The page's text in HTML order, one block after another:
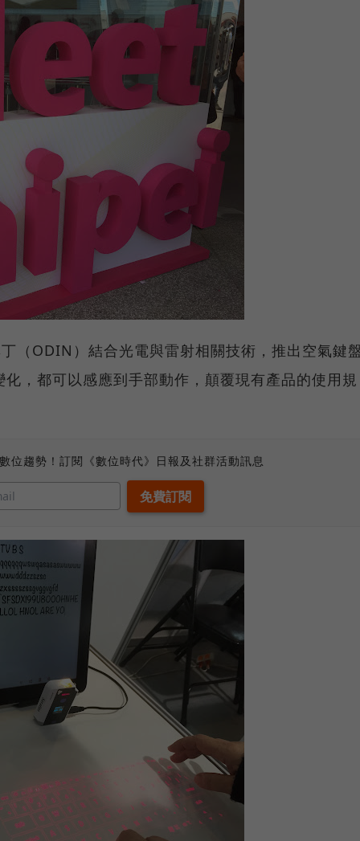
（ODIN）結合光電與雷射相關技術，推出空氣鍵
，都可以感應到手部動作，顛覆現有產品的使用規
位趨勢！訂閱《數位時代》日報及社群活動訊息